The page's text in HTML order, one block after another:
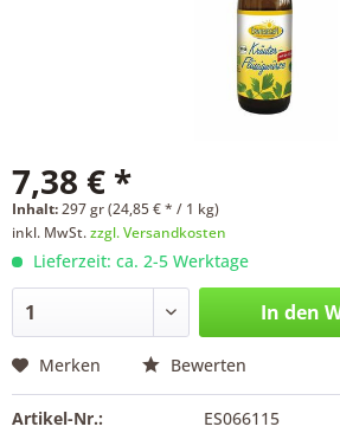
7,38 € *
Inhalt:297 gr (24,85 € * / 1 kg)
inkl. MwSt.zzgl. Versandkosten
Lieferzeit: ca. 2-5 Werktage
In den
Merken Bewerten
Artikel-Nr.: ES066115